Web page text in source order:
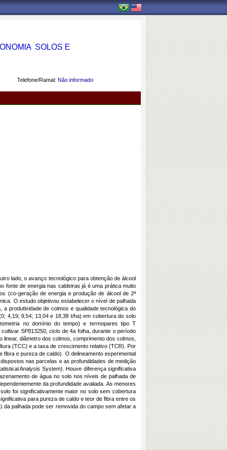
 SOLOS E
Telefone/Ramal: Não informado
lado, o avanço tecnológico para obtenção de álcool
fonte de energia nas caldeiras já é uma prática muito
(co-geração de energia e produção de álcool de 2ª
O estudo objetivou estabelecer o nível de palhada
produtividade de colmos e qualidade tecnológica do
4,19; 9,54; 13,04 e 18,38 t/ha) em cobertura do solo
no domínio do tempo) e termopares tipo T
SP813250, ciclo de 4a folha, durante o período
diâmetro dos colmos, comprimento dos colmos,
(TCC) e a taxa de crescimento relativo (TCR). Por
e pureza de caldo). O delineamento experimental
nas parcelas e as profundidades de medição
Analysis System). Houve diferença significativa
de água no solo nos níveis de palhada de
da profundidade avaliada. As menores
foi significativamente maior no solo sem cobertura
para pureza de caldo e teor de fibra entre os
da palhada pode ser removida do campo sem afetar a